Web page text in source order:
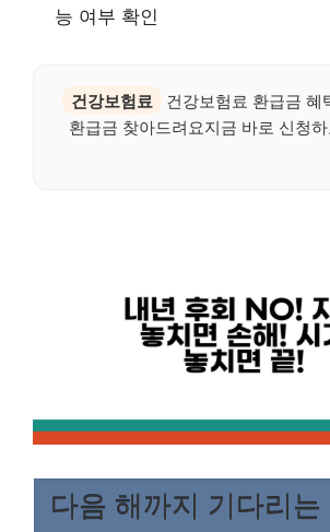
능 여부 확인
건강보험료
건강보험료 환급금 혜
환급금 찾아드려요지금 바로 신청
다음 해까지 기다리는